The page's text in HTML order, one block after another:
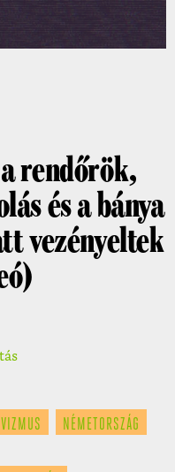
rendőrök,
és a bánya
vezényeltek
NÉMETORSZÁG